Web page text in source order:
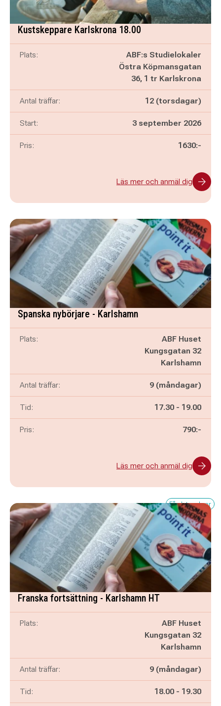
Kustskeppare Karlskrona 18.00
Plats:
ABF:s Studielokaler
Östra Köpmansgatan
36, 1 tr Karlskrona
Antal träffar: 12 (torsdagar)
Start: 3 september 2026
Pris: 1630:-
Läs mer och anmäl dig
Spanska nybörjare - Karlshamn
Plats:
ABF Huset
Kungsgatan 32
Karlshamn
Antal träffar: 9 (måndagar)
Tid: Pågår mellan
17.30 - och
19.00
Pris: 790:-
Läs mer och anmäl dig
Få platser kvar
Franska fortsättning - Karlshamn HT
Plats:
ABF Huset
Kungsgatan 32
Karlshamn
Antal träffar: 9 (måndagar)
Tid: Pågår mellan
18.00 - och
19.30